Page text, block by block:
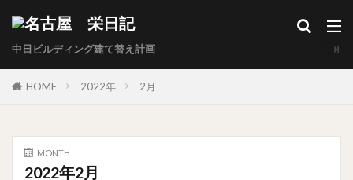
中日ビルディング建て替え計画
HOME 2022年 2月
MONTH
2022年2月